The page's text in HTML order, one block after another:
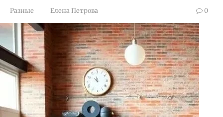
Разные Елена Петрова 0